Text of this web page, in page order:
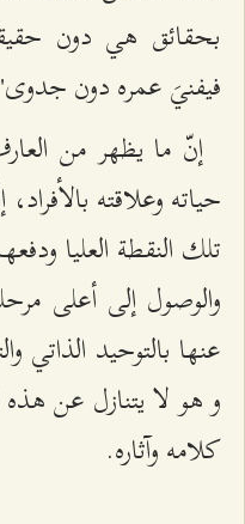
بحقائق هي دون
فيفنيَ عمره دون
إنّ ما يظهر من
حياته وعلاقته
تلك النقطة العليا
والوصول إلى أعلى
عنها بالتوحيد الذاتي
و هو لا يتنازل عن
كلامه وآثاره.